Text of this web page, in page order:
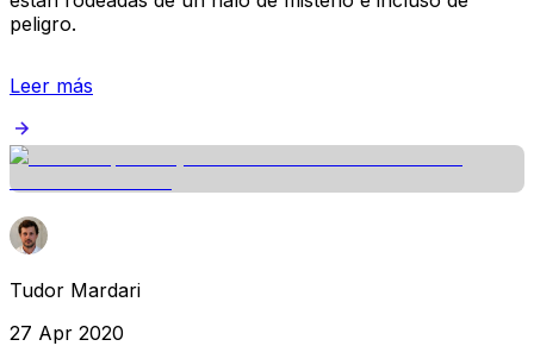
peligro.
Leer más
Tudor Mardari
27 Apr 2020